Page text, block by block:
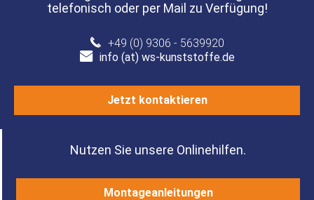
telefonisch oder per Mail zu Verfügung!
+49 (0) 9306 - 5639920
info (at) ws-kunststoffe.de
Jetzt kontaktieren
Nutzen Sie unsere Onlinehilfen.
Montageanleitungen